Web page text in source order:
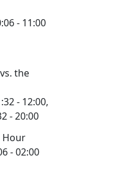
- 11:00
the
- 12:00,
- 20:00
Hour
- 02:00